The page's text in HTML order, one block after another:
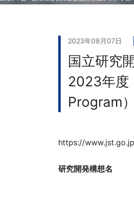
学外研究費
文部科学省 私立大学研究ブランディン
文部科学省 私立大学戦略的研究基盤形
装置・設備等補助金
共同利用・共同研究拠点
研究クラウドファンディング
2023年08月07日
国立研究
2023年度
Program
https://
研究開発構想名